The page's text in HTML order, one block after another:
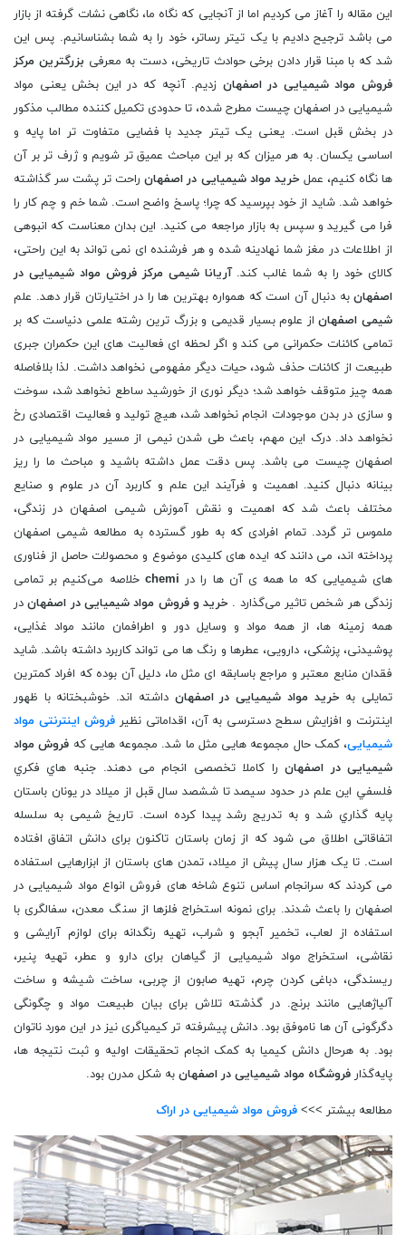
این مقاله را آغاز می کردیم اما از آنجایی که نگاه ما، نگاهی نشات گرفته از بازار
می باشد ترجیح دادیم با یک تیتر رساتر، خود را به شما بشناسانیم. پس این
شد که با مبنا قرار دادن برخی حوادث تاریخی، دست به معرفی بزرگترین مرکز
فروش مواد شیمیایی در اصفهان زدیم. آنچه که در این بخش یعنی مواد
شیمیایی در اصفهان چیست مطرح شده، تا حدودی تکمیل کننده مطالب مذکور
در بخش قبل است. یعنی یک تیتر جدید با فضایی متفاوت تر اما پایه و
اساسی یکسان. به هر میزان که بر این مباحث عمیق تر شویم و ژرف تر بر آن
ها نگاه کنیم، عمل خرید مواد شیمیایی در اصفهانراحت تر پشت سر گذاشته
خواهد شد. شاید از خود بپرسید که چرا؛ پاسخ واضح است. شما خم و چم کار را
فرا می گیرید و سپس به بازار مراجعه می کنید. این بدان معناست که انبوهی
از اطلاعات در مغز شما نهادینه شده و هر فرشنده ای نمی تواند به این راحتی،
کالای خود را به شما غالب کند.آریانا شیمی مرکز فروش مواد شیمیایی در
اصفهان به دنبال آن است که همواره بهترین ها را در اختیارتان قرار دهد. علم
شيمی اصفهاناز علوم بسيار قديمی و بزرگ ‌ترين رشته علمی دنياست كه بر
تمامی كائنات حكمرانی می كند و اگر لحظه ‌ای فعاليت ‌های اين حكمران جبری
طبيعت از كائنات حذف شود، حيات ديگر مفهومی نخواهد داشت. لذا بلافاصله
همه چيز متوقف خواهد شد؛ ديگر نوری از خورشيد ساطع نخواهد شد، سوخت
و سازی در بدن موجودات انجام نخواهد شد، هيچ توليد و فعاليت اقتصادی رخ
نخواهد داد. درک این مهم، باعث طی شدن نیمی از مسیر مواد شیمیایی در
اصفهان چیست می باشد. پس دقت عمل داشته باشید و مباحث ما را ریز
بینانه دنبال کنید. اهميت و فرآيند اين علم و كاربرد آن در علوم و صنايع
مختلف باعث شد كه اهميت و نقش آموزش شيمی اصفهان در زندگی،
ملموس ‌تر گردد. تمام افرادی که به طور گسترده به مطالعه شیمی اصفهان
‌پرداخته ‌اند، می ‌دانند که ایده ‌های کلیدی موضوع و محصولات حاصل از فناوری
‌های شیمیایی که ما همه ‌ی آن‌ ها را در chemi ‌خلاصه می‌کنیم بر تمامی
‌زندگی هر شخص تاثیر می‌گذارد . خرید و فروش مواد شيميایی در اصفهاندر
همه زمينه‌ ها، از همه مواد و وسايل دور و اطرافمان مانند مواد غذايی،
پوشيدنی، پزشكی، دارويی، عطرها و رنگ ها می ‌تواند كاربرد داشته باشد. شاید
فقدان منابع معتبر و مراجع باسابقه ای مثل ما، دلیل آن بوده که افراد کمترین
تمایلی به خرید مواد شیمیایی در اصفهان داشته اند. خوشبختانه با ظهور
اینترنت و افزایش سطح دسترسی به آن، اقداماتی نظیرفروش اینترنتی مواد
شیمیایی، کمک حال مجموعه هایی مثل ما شد. مجموعه هایی که فروش مواد
شیمیایی در اصفهانرا کاملا تخصصی انجام می دهند. جنبه ‌هاي فكري
فلسفي این علم در حدود سیصد تا ششصد سال قبل از ميلاد در يونان باستان
پايه‌ گذاري شد و به تدريج رشد پيدا كرده است. تاریخ شیمی ‌به سلسله
اتفاقاتی اطلاق می ‌شود که از زمان باستان تاکنون برای دانش اتفاق افتاده
‌است. تا یک هزار سال پیش از میلاد، تمدن ‌های باستان از ابزارهایی استفاده
می‌ کردند که سرانجام اساس تنوع شاخه ‌های فروش انواع مواد شیمیایی در
اصفهان را باعث‌ شدند. برای نمونه استخراج فلزها از سنگ معدن، سفالگری با
استفاده از لعاب، تخمیر آبجو و شراب، تهیه رنگدانه برای لوازم آرایشی و
نقاشی، استخراج مواد شیمیایی از گیاهان برای دارو و عطر، تهیه پنیر،
ریسندگی، دباغی کردن چرم، تهیه صابون از چربی، ساخت شیشه و ساخت
آلیاژهایی مانند برنج. در گذشته تلاش برای بیان طبیعت مواد و چگونگی
دگرگونی آن ‌ها ناموفق بود. دانش پیشرفته ‌تر کیمیاگری نیز در این مورد ناتوان
بود. به هرحال دانش کیمیا به کمک انجام تحقیقات اولیه و ثبت نتیجه ‌ها،
پایه‌گذار فروشگاه مواد شیمیایی در اصفهان به شکل ‌مدرن بود.
مطالعه بیشتر >>> فروش مواد شیمیایی در اراک